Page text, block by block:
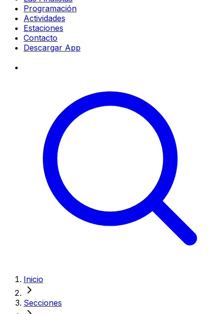
Programación
Actividades
Estaciones
Contacto
Descargar App
Inicio
Secciones